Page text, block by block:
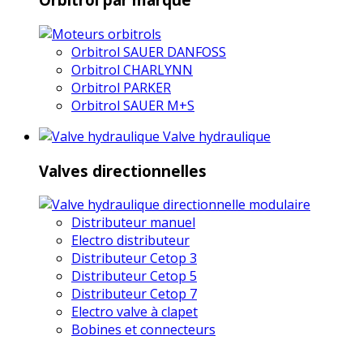
Orbitrol SAUER DANFOSS
Orbitrol CHARLYNN
Orbitrol PARKER
Orbitrol SAUER M+S
Valve hydraulique
Valves directionnelles
Distributeur manuel
Electro distributeur
Distributeur Cetop 3
Distributeur Cetop 5
Distributeur Cetop 7
Electro valve à clapet
Bobines et connecteurs